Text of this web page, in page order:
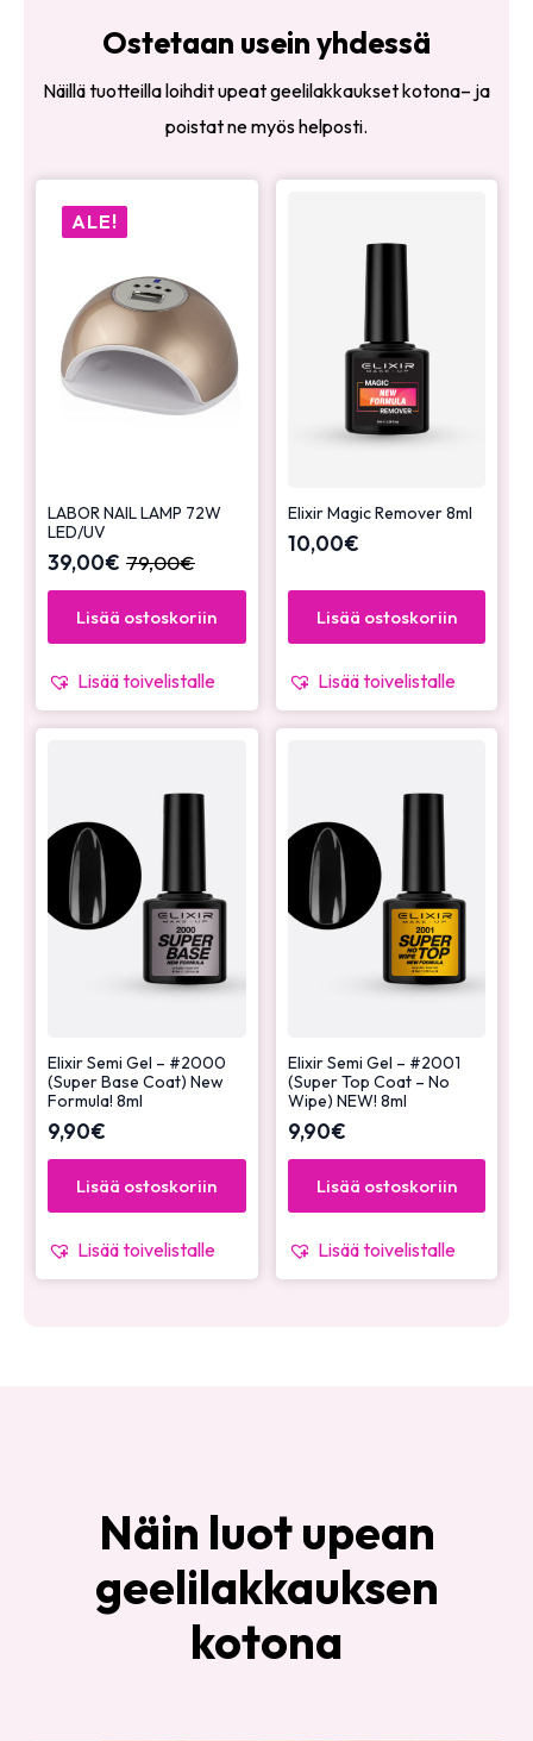
Ostetaan usein yhdessä
Näillä tuotteilla loihdit upeat geelilakkaukset kotona– ja
poistat ne myös helposti.
ALE!
LABOR NAIL LAMP 72W
LED/UV
79,00€
39,00€
Lisää ostoskoriin
Lisää toivelistalle
Elixir Magic Remover 8ml
10,00€
Lisää ostoskoriin
Lisää toivelistalle
Elixir Semi Gel – #2000
(Super Base Coat) New
Formula! 8ml
9,90€
Lisää ostoskoriin
Lisää toivelistalle
Elixir Semi Gel – #2001
(Super Top Coat – No
Wipe) NEW! 8ml
9,90€
Lisää ostoskoriin
Lisää toivelistalle
Näin luot upean
geelilakkauksen
kotona